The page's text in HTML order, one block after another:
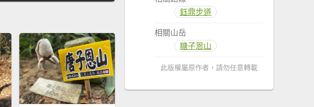
鈺鼎步道
相關山岳
糖子恩山
此版權屬原作者，請勿任意轉載